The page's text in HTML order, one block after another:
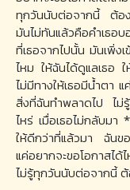
ทุกวันนับต่อจากนี้ ต้อง
มันไม่ทันแล้วคือคำเธอ
ที่เธอจากไปนั้น มันเพิ่ง
ไหม ให้ฉันได้ดูแลเธอ
ไม่มีทางให้เธอมีน้ำตา
สิ่งที่ฉันทำพลาดไป ไม่
ไหร่ เมื่อเธอไม่กลับมา
ให้ดีกว่าที่แล้วมา ฉันข
แค่อยากจะขอโอกาสไ
ไม่รู้ทุกวันนับต่อจากนี้ ต้